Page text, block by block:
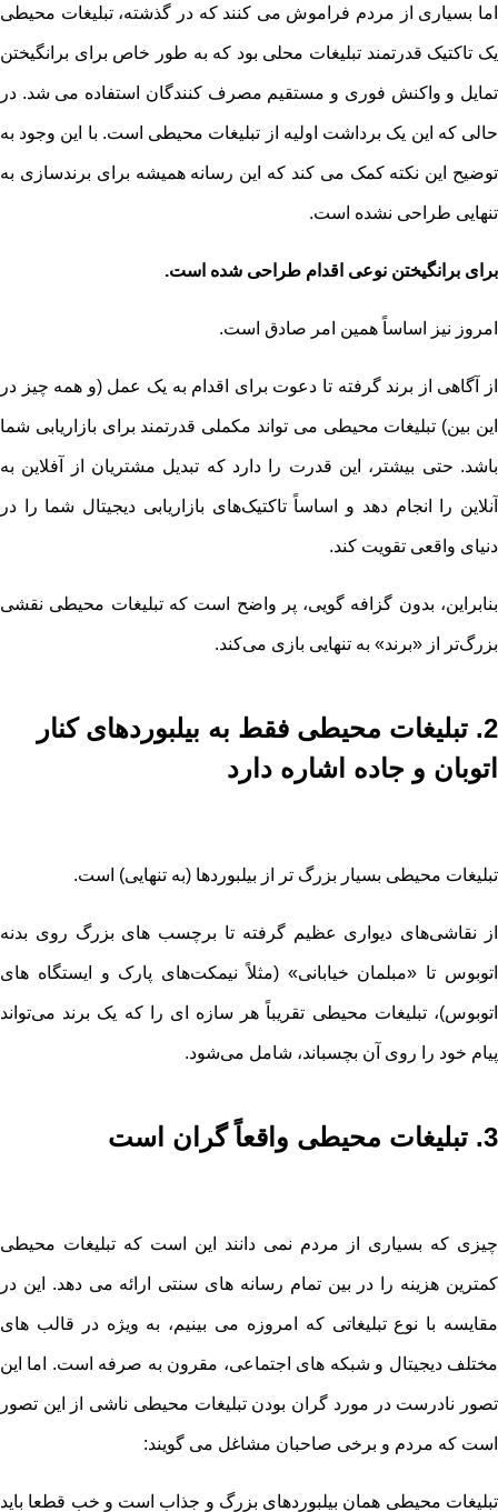
اما بسیاری از مردم فراموش می کنند که در گذشته، تبلیغات محیطی
یک تاکتیک قدرتمند تبلیغات محلی بود که به طور خاص برای برانگیختن
تمایل و واکنش فوری و مستقیم مصرف کنندگان استفاده می شد. در
حالی که این یک برداشت اولیه از تبلیغات محیطی است. با این وجود به
توضیح این نکته کمک می کند که این رسانه همیشه برای برندسازی به
تنهایی طراحی نشده است.
برای برانگیختن نوعی اقدام طراحی شده است.
امروز نیز اساساً همین امر صادق است.
از آگاهی از برند گرفته تا دعوت برای اقدام به یک عمل (و همه چیز در
این بین) تبلیغات محیطی می تواند مکملی قدرتمند برای بازاریابی شما
باشد. حتی بیشتر، این قدرت را دارد که تبدیل‌ مشتریان از آفلاین به
آنلاین را انجام دهد و اساساً تاکتیک‌های بازاریابی دیجیتال شما را در
دنیای واقعی تقویت کند.
بنابراین، بدون گزافه گویی، پر واضح است که تبلیغات محیطی نقشی
بزرگ‌تر از «برند» به تنهایی بازی می‌کند.
2. تبلیغات محیطی فقط به بیلبوردهای کنار
اتوبان و جاده اشاره دارد
تبلیغات محیطی بسیار بزرگ تر از بیلبوردها (به تنهایی) است.
از نقاشی‌های دیواری عظیم گرفته تا برچسب های بزرگ روی بدنه
اتوبوس تا «مبلمان خیابانی» (مثلاً نیمکت‌های پارک و ایستگاه های
اتوبوس)، تبلیغات محیطی تقریباً هر سازه ای را که یک برند می‌تواند
پیام خود را روی آن بچسباند، شامل می‌شود.
3. تبلیغات محیطی واقعاً گران است
چیزی که بسیاری از مردم نمی دانند این است که تبلیغات محیطی
کمترین هزینه را در بین تمام رسانه های سنتی ارائه می دهد. این در
مقایسه با نوع تبلیغاتی که امروزه می بینیم، به ویژه در قالب های
مختلف دیجیتال و شبکه های اجتماعی، مقرون به صرفه است. اما این
تصور نادرست در مورد گران بودن تبلیغات محیطی ناشی از این تصور
است که مردم و برخی صاحبان مشاغل می گویند:
تبلیغات محیطی همان بیلبوردهای بزرگ و جذاب است و خب قطعا باید